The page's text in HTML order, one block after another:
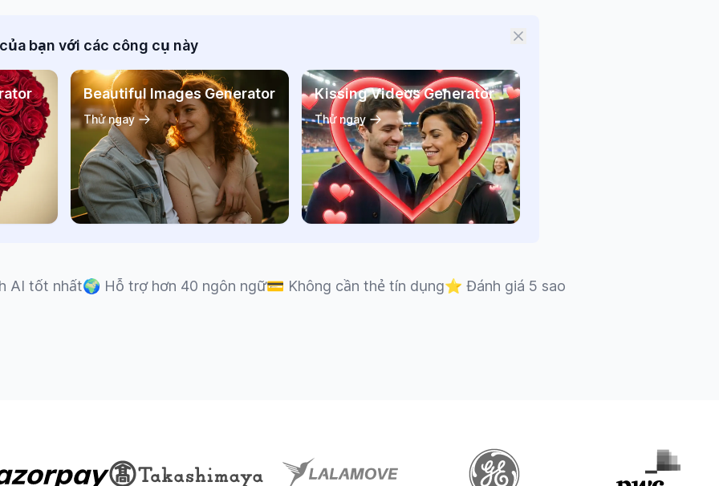
bạn với các công cụ này
Beautiful Images Generator
Thử ngay
Kissing Videos Generator
Thử ngay
AI tốt nhất🌍 Hỗ trợ hơn 40 ngôn ngữ💳 Không cần thẻ tín dụng⭐ Đánh giá 5 sao